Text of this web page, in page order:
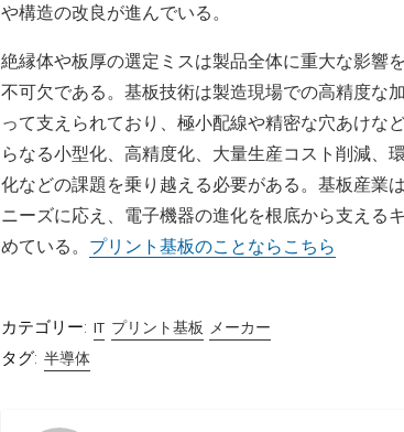
や構造の改良が進んでいる。
絶縁体や板厚の選定ミスは製品全体に重大な影響
不可欠である。基板技術は製造現場での高精度な
って支えられており、極小配線や精密な穴あけな
らなる小型化、高精度化、大量生産コスト削減、
化などの課題を乗り越える必要がある。基板産業
ニーズに応え、電子機器の進化を根底から支える
めている。 プリント基板のことならこちら
カテゴリー: IT プリント基板 メーカー
タグ: 半導体